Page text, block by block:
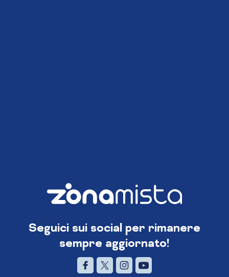
Seguici sui social per rimanere
sempre aggiornato!